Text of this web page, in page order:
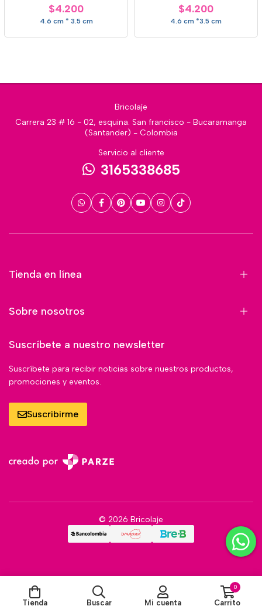
$4.200
4.6 cm * 3.5 cm
$4.200
4.6 cm *3.5 cm
Bricolaje
Carrera 23 # 16 - 02, esquina. San francisco - Bucaramanga
(Santander) - Colombia
Servicio al cliente
3165338685
Tienda en línea
Sobre nosotros
Suscríbete a nuestro newsletter
Suscríbete para recibir noticias sobre nuestros productos,
promociones y eventos.
Suscribirme
© 2026 Bricolaje
Tienda Buscar Mi cuenta
0
Carrito